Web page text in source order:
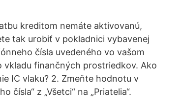
kreditom nemáte aktivovanú,
tak urobiť v pokladnici vybavenej
čísla uvedeného vo vašom
vkladu finančných prostriedkov. Ako
IC vlaku? 2. Zmeňte hodnotu v
z „Všetci“ na „Priatelia“.